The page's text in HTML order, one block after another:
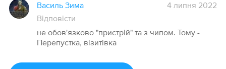
Василь Зима
4 липня 2022
Відповісти
не обов'язково "пристрій" та з чипом. Тому -
Перепустка, візитівка